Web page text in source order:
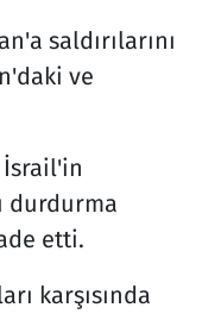
saldırılarını
ve
İsrail'in
durdurma
etti.
karşısında